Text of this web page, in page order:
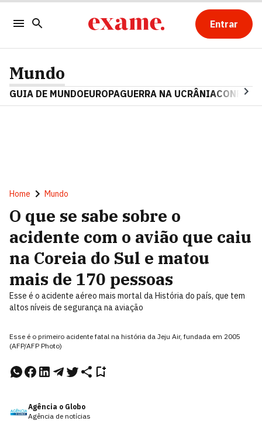
Entrar
Mundo
GUIA DE MUNDOEUROPAGUERRA NA UCRÂNIA
Home Mundo
O que se sabe sobre o
acidente com o avião que caiu
na Coreia do Sul e matou
mais de 170 pessoas
Esse é o acidente aéreo mais mortal da História do país, que tem
altos níveis de segurança na aviação
Esse é o primeiro acidente fatal na história da Jeju Air, fundada em 2005
(AFP/AFP Photo)
Agência o Globo
Agência de notícias